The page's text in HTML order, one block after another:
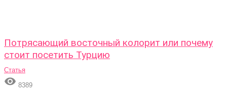
Потрясающий восточный колорит или почему
стоит посетить Турцию
Статья
 8389